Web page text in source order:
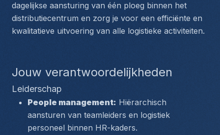
dagelijkse aansturing van één ploeg binnen het
distributiecentrum en zorg je voor een efficiënte en
kwalitatieve uitvoering van alle logistieke activiteiten.
Jouw verantwoordelijkheden
Leiderschap
People management: Hiërarchisch
aansturen van teamleiders en logistiek
personeel binnen HR-kaders.